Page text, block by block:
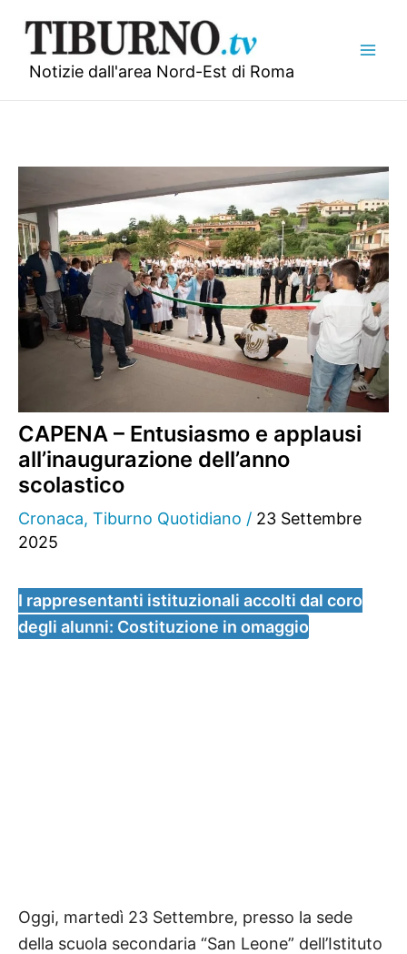
contenuto
Notizie dall'area Nord-Est di Roma
CAPENA – Entusiasmo e applausi
all’inaugurazione dell’anno
scolastico
Cronaca, Tiburno Quotidiano / 23 Settembre
2025
I rappresentanti istituzionali accolti dal coro
degli alunni: Costituzione in omaggio
Oggi, martedì 23 Settembre, presso la sede
della scuola secondaria “San Leone” dell’Istituto